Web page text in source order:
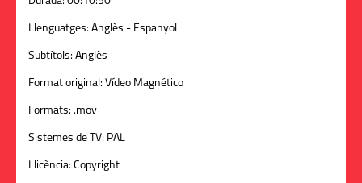
Llenguatges: Anglès - Espanyol
Subtítols: Anglès
Format original: Vídeo Magnético
Formats: .mov
Sistemes de TV: PAL
Llicència: Copyright